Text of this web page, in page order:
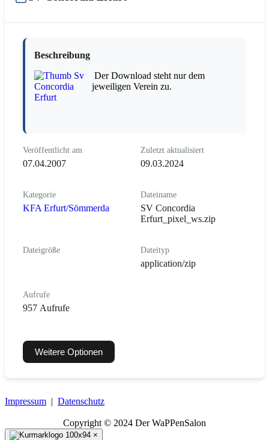
Beschreibung
Der Download steht nur dem
jeweiligen Verein zu.
Veröffentlicht am
07.04.2007
Zuletzt aktualisiert
09.03.2024
Kategorie
KFA Erfurt/Sömmerda
Dateiname
SV Concordia
Erfurt_pixel_ws.zip
Dateigröße Dateityp
application/zip
Aufrufe
957 Aufrufe
Weitere Optionen
Impressum | Datenschutz
Copyright © 2024 Der WaPPenSalon
×